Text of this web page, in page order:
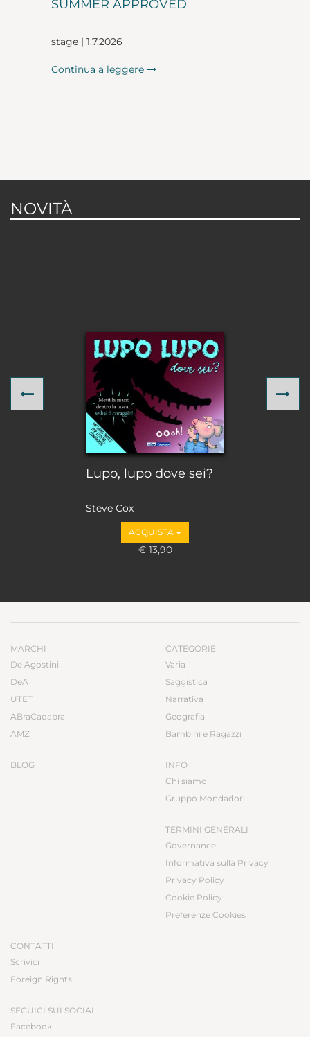
SUMMER APPROVED
stage | 1.7.2026
Continua a leggere
NOVITÀ
Lupo, lupo dove sei?
Steve Cox
ACQUISTA
€ 13,90
Previous
MARCHI
De Agostini
DeA
UTET
ABraCadabra
AMZ
BLOG
CATEGORIE
Varia
Saggistica
Narrativa
Geografia
Bambini e Ragazzi
INFO
Chi siamo
Gruppo Mondadori
TERMINI GENERALI
Governance
Informativa sulla Privacy
Privacy Policy
Cookie Policy
Preferenze Cookies
CONTATTI
Scrivici
Foreign Rights
SEGUICI SUI SOCIAL
Facebook